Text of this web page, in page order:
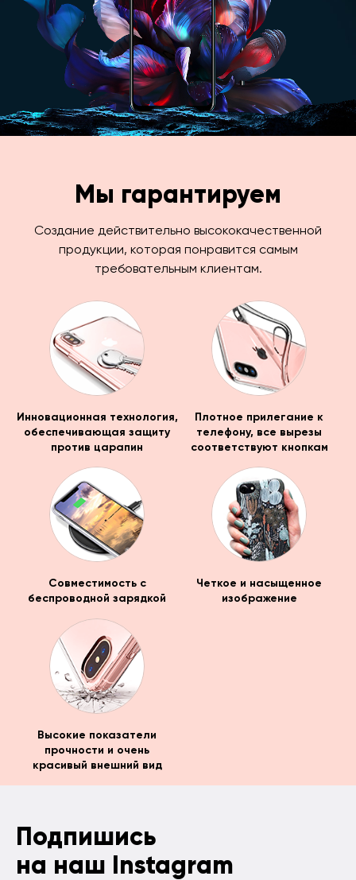
Мы гарантируем
Создание действительно высококачественной
продукции, которая понравится самым
требовательным клиентам.
Инновационная технология,
обеспечивающая защиту
против царапин
Плотное прилегание к
телефону, все вырезы
соответствуют кнопкам
Совместимость с
беспроводной зарядкой
Четкое и насыщенное
изображение
Высокие показатели
прочности и очень
красивый внешний вид
Подпишись
на наш Instagram